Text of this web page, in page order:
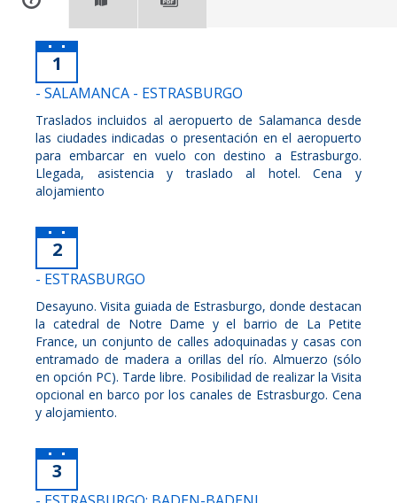
1
- SALAMANCA - ESTRASBURGO
Traslados incluidos al aeropuerto de Salamanca desde
las ciudades indicadas o presentación en el aeropuerto
para embarcar en vuelo con destino a Estrasburgo.
Llegada, asistencia y traslado al hotel. Cena y
alojamiento
2
- ESTRASBURGO
Desayuno. Visita guiada de Estrasburgo, donde destacan
la catedral de Notre Dame y el barrio de La Petite
France, un conjunto de calles adoquinadas y casas con
entramado de madera a orillas del río. Almuerzo (sólo
en opción PC). Tarde libre. Posibilidad de realizar la Visita
opcional en barco por los canales de Estrasburgo. Cena
y alojamiento.
3